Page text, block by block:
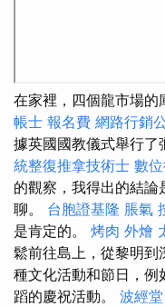
在家裡，四個龍市場的
帳士 報名費 網路行銷
據英國國教儀式舉行了
統整復推拿技術士 數
的觀察，我得出的結
聊。 台胞證基隆 脹氣
是肯定的。 烤肉 外燴
鬆前往島上，從黎明到
種文化活動和節日，例
蹈的慶祝活動。 波經堂